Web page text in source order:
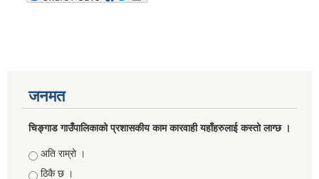
जनमत
चिङ्गाड गाउँपालिकाको प्रशासकीय काम कारवाही यहाँहरुलाई कस्तो लाग्छ ।
Choices
अति राम्रो ।
ठिकै छ ।